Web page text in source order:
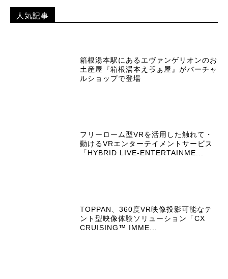
人気記事
箱根湯本駅にあるエヴァンゲリオンのお
土産屋『箱根湯本えゔぁ屋』がバーチャ
ルショップで登場
フリーローム型VRを活用した触れて・
動けるVRエンターテイメントサービス
「HYBRID LIVE-ENTERTAINME...
TOPPAN、360度VR映像投影可能なテ
ント型映像体験ソリューション「CX
CRUISING™ IMME...